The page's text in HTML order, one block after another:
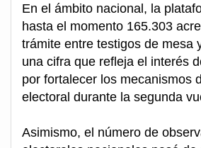
En el ámbito nacional, la
hasta el momento 165.303
trámite entre testigos de mesa
una cifra que refleja el interés
por fortalecer los mecanismos
electoral durante la segunda
Asimismo, el número de